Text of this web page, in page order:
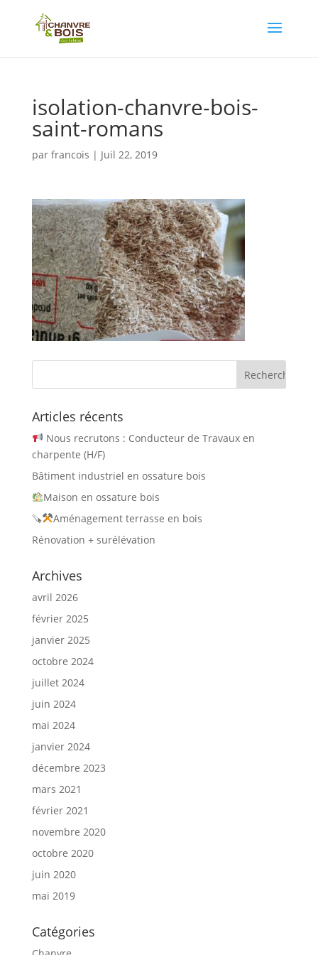
isolation-chanvre-bois-
saint-romans
par francois | Juil 22, 2019
Articles récents
Nous recrutons : Conducteur de Travaux en
charpente (H/F)
Bâtiment industriel en ossature bois
Maison en ossature bois
🪚
Aménagement terrasse en bois
Rénovation + surélévation
Archives
avril 2026
février 2025
janvier 2025
octobre 2024
juillet 2024
juin 2024
mai 2024
janvier 2024
décembre 2023
mars 2021
février 2021
novembre 2020
octobre 2020
juin 2020
mai 2019
Catégories